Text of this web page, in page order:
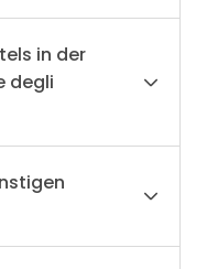
in der
degli